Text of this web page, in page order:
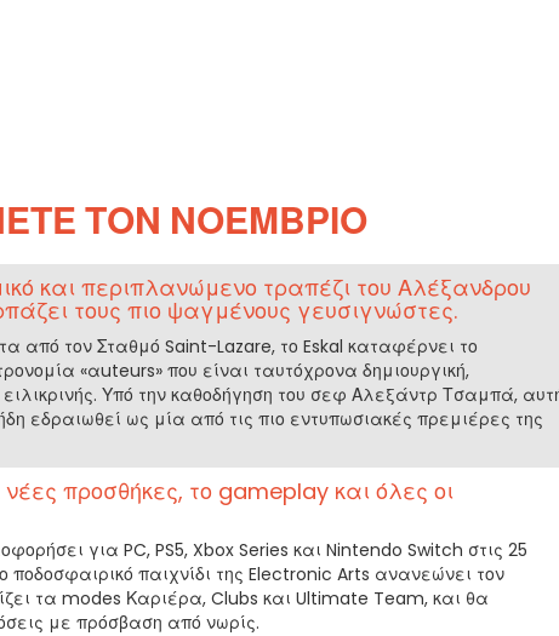
ΤΟΝ ΝΟΈΜΒΡΙΟ
και περιπλανώμενο τραπέζι του Αλέξανδρου
τους πιο ψαγμένους γευσιγνώστες.
από τον Σταθμό Saint-Lazare, το Eskal καταφέρνει το
«αuteurs» που είναι ταυτόχρονα δημιουργική,
Υπό την καθοδήγηση του σεφ Αλεξάντρ Τσαμπά,
εδραιωθεί ως μία από τις πιο εντυπωσιακές πρεμιέρες της
νέες προσθήκες, το gameplay και όλες οι
για PC, PS5, Xbox Series και Nintendo Switch στις 25
ποδοσφαιρικό παιχνίδι της Electronic Arts ανανεώνει τον
τα modes Καριέρα, Clubs και Ultimate Team, και θα
με πρόσβαση από νωρίς.